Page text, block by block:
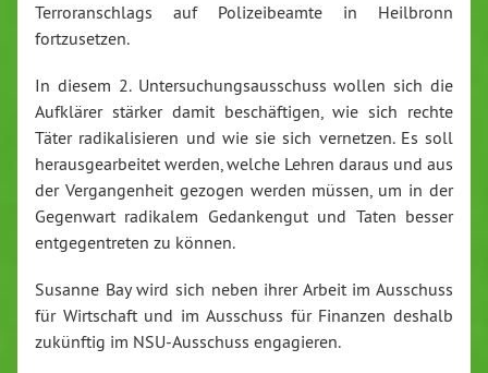
Terroranschlags auf Polizeibeamte in Heilbronn
fortzusetzen.
In diesem 2. Untersuchungsausschuss wollen sich die
Aufklärer stärker damit beschäftigen, wie sich rechte
Täter radikalisieren und wie sie sich vernetzen. Es soll
herausgearbeitet werden, welche Lehren daraus und aus
der Vergangenheit gezogen werden müssen, um in der
Gegenwart radikalem Gedankengut und Taten besser
entgegentreten zu können.
Susanne Bay wird sich neben ihrer Arbeit im Ausschuss
für Wirtschaft und im Ausschuss für Finanzen deshalb
zukünftig im NSU-Ausschuss engagieren.